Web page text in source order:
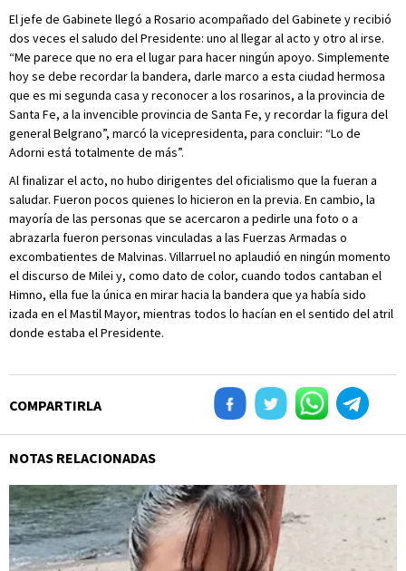
El jefe de Gabinete llegó a Rosario acompañado del Gabinete y recibió
dos veces el saludo del Presidente: uno al llegar al acto y otro al irse.
“Me parece que no era el lugar para hacer ningún apoyo. Simplemente
hoy se debe recordar la bandera, darle marco a esta ciudad hermosa
que es mi segunda casa y reconocer a los rosarinos, a la provincia de
Santa Fe, a la invencible provincia de Santa Fe, y recordar la figura del
general Belgrano”, marcó la vicepresidenta, para concluir: “Lo de
Adorni está totalmente de más”.
Al finalizar el acto, no hubo dirigentes del oficialismo que la fueran a
saludar. Fueron pocos quienes lo hicieron en la previa. En cambio, la
mayoría de las personas que se acercaron a pedirle una foto o a
abrazarla fueron personas vinculadas a las Fuerzas Armadas o
excombatientes de Malvinas. Villarruel no aplaudió en ningún momento
el discurso de Milei y, como dato de color, cuando todos cantaban el
Himno, ella fue la única en mirar hacia la bandera que ya había sido
izada en el Mastil Mayor, mientras todos lo hacían en el sentido del atril
donde estaba el Presidente.
COMPARTIRLA
NOTAS RELACIONADAS